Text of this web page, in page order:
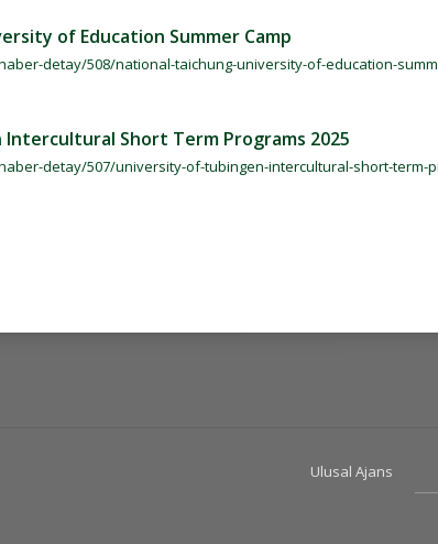
of Education Summer Camp
detay/508/national-taichung-university-of-education-
Short Term Programs 2025
detay/507/university-of-tubingen-intercultural-short-term-
Ulusal Ajans